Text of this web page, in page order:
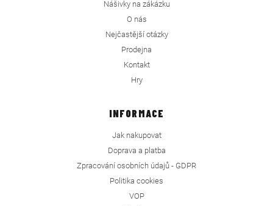
Nášivky na zákázku
O nás
Nejčastější otázky
Prodejna
Kontakt
Hry
INFORMACE
Jak nakupovat
Doprava a platba
Zpracování osobních údajů - GDPR
Politika cookies
VOP